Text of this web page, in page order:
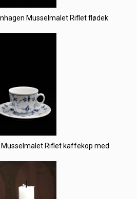
Musselmalet Riflet flødek
Musselmalet Riflet kaffekop med